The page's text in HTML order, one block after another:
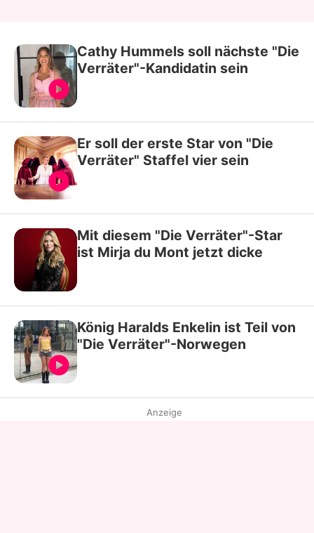
Cathy Hummels soll nächste "Die
Verräter"-Kandidatin sein
Er soll der erste Star von "Die
Verräter" Staffel vier sein
Mit diesem "Die Verräter"-Star
ist Mirja du Mont jetzt dicke
König Haralds Enkelin ist Teil von
"Die Verräter"-Norwegen
Anzeige